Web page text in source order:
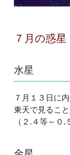
７月の惑星
水星
７月１３日に
東天で見るこ
（２.４等～０.